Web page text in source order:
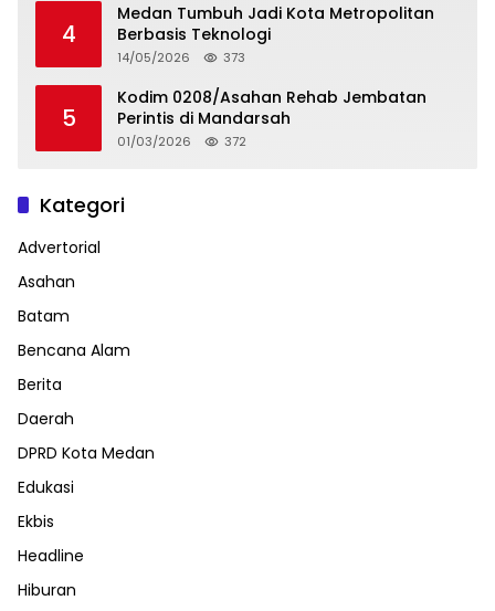
4
Medan Tumbuh Jadi Kota Metropolitan
Berbasis Teknologi
14/05/2026 373
5
Kodim 0208/Asahan Rehab Jembatan
Perintis di Mandarsah
01/03/2026 372
Kategori
Advertorial
Asahan
Batam
Bencana Alam
Berita
Daerah
DPRD Kota Medan
Edukasi
Ekbis
Headline
Hiburan